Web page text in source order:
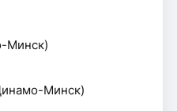
Минск)
Минск)